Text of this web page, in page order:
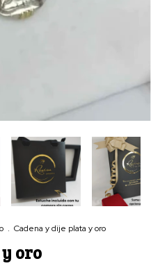
. Cadena y dije plata y oro
oro